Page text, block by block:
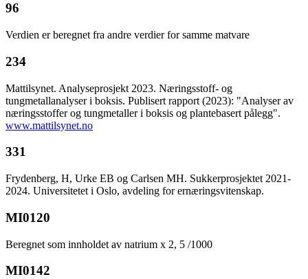
96
Verdien er beregnet fra andre verdier for samme matvare
234
Mattilsynet. Analyseprosjekt 2023. Næringsstoff- og
tungmetallanalyser i boksis. Publisert rapport (2023): "Analyser av
næringsstoffer og tungmetaller i boksis og plantebasert pålegg".
www.mattilsynet.no
331
Frydenberg, H, Urke EB og Carlsen MH. Sukkerprosjektet 2021-
2024. Universitetet i Oslo, avdeling for ernæringsvitenskap.
MI0120
Beregnet som innholdet av natrium x 2, 5 /1000
MI0142